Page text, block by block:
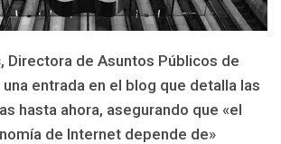
, Directora de Asuntos Públicos de
una entrada en el blog que detalla las
hasta ahora, asegurando que «el
de Internet depende de»